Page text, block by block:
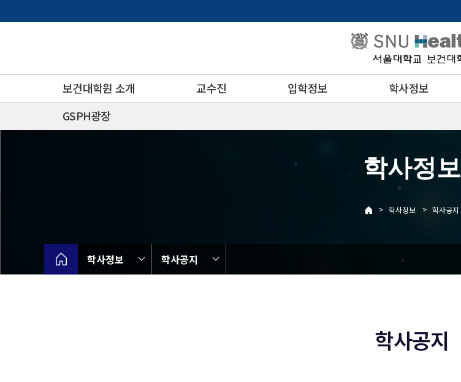
로
보건대학원 소개 교수진 입학정보 학사정보
GSPH광장
학사정보
> 학사정보 > 학사공지
학사정보 학사공지
학사공지